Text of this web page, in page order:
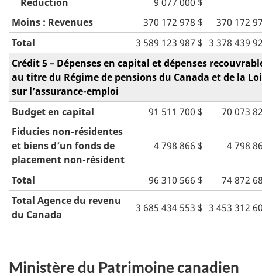
Moins : Revenues
370 172 978 $
370 172
Total
3 589 123 987 $ 3 378 439
Crédit 5 – Dépenses en capital et dépenses
au titre du Régime de pensions du Canada et de la Loi
sur l’assurance-emploi
Budget en capital
91 511 700 $
70 073
Fiducies non-résidentes
et biens d’un fonds de
placement non-résident
4 798 866 $ 4 798
Total 96 310 566 $
74 872
Total Agence du revenu
du Canada
3 685 434 553 $ 3 453 312
Ministère du Patrimoine canadien